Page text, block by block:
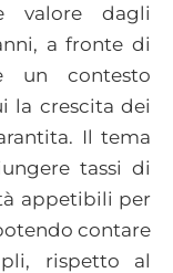
valore dagli
a fronte di
un contesto
la crescita dei
Il tema
tassi di
appetibili per
contare
rispetto al